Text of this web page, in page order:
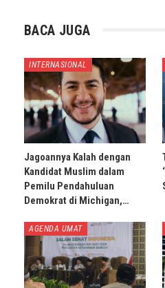
BACA JUGA
INTERNASIONAL
Jagoannya Kalah dengan
Kandidat Muslim dalam
Pemilu Pendahuluan
Demokrat di Michigan,…
AGENDA UMAT